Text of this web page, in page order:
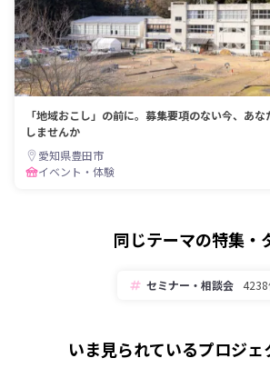
「地域おこし」の前に。募集要項のない今、あ
しませんか
愛知県豊田市
イベント・体験
同じテーマの特集・
セミナー・相談会
いま見られているプロジ